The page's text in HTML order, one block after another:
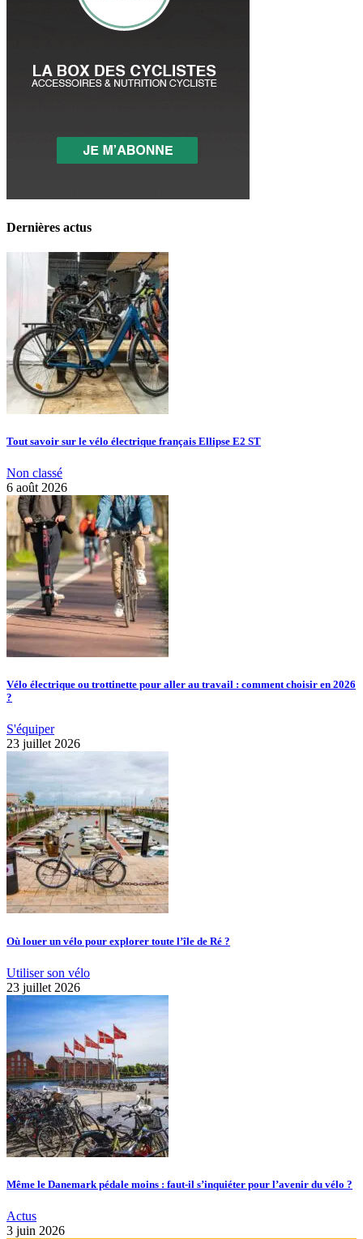
Dernières actus
Tout savoir sur le vélo électrique français Ellipse E2 ST
Non classé
6 août 2026
Vélo électrique ou trottinette pour aller au travail : comment choisir en 2026
?
S'équiper
23 juillet 2026
Où louer un vélo pour explorer toute l’île de Ré ?
Utiliser son vélo
23 juillet 2026
Même le Danemark pédale moins : faut-il s’inquiéter pour l’avenir du vélo ?
Actus
3 juin 2026